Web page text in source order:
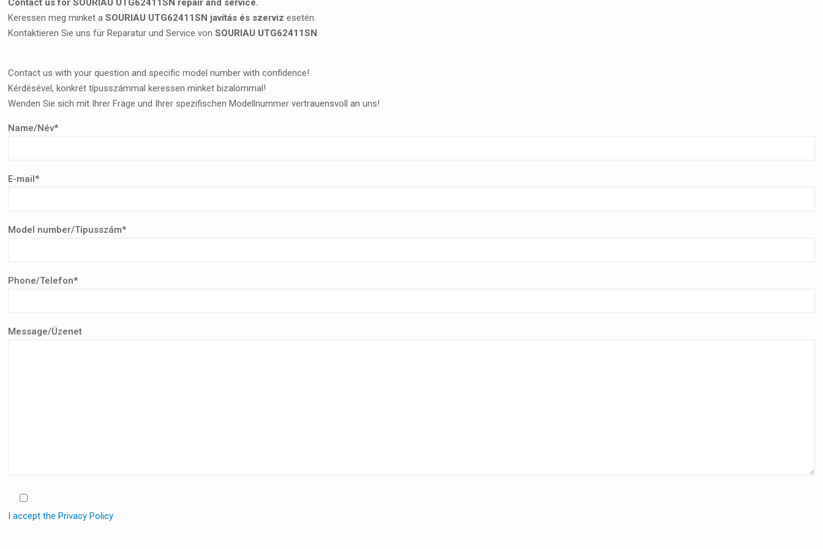
Contact us for SOURIAU UTG62411SN repair and service.
Keressen meg minket aSOURIAU UTG62411SN javítás és szerviz esetén.
Kontaktieren Sie uns für Reparatur und Service vonSOURIAU UTG62411SN.
Contact us with your question and specific model number with confidence!
Kérdésével, konkrét típusszámmal keressen minket bizalommal!
Wenden Sie sich mit Ihrer Frage und Ihrer spezifischen Modellnummer vertrauensvoll an uns!
Name/Név*
E-mail*
Model number/Típusszám*
Phone/Telefon*
Message/Üzenet
I accept the Privacy Policy